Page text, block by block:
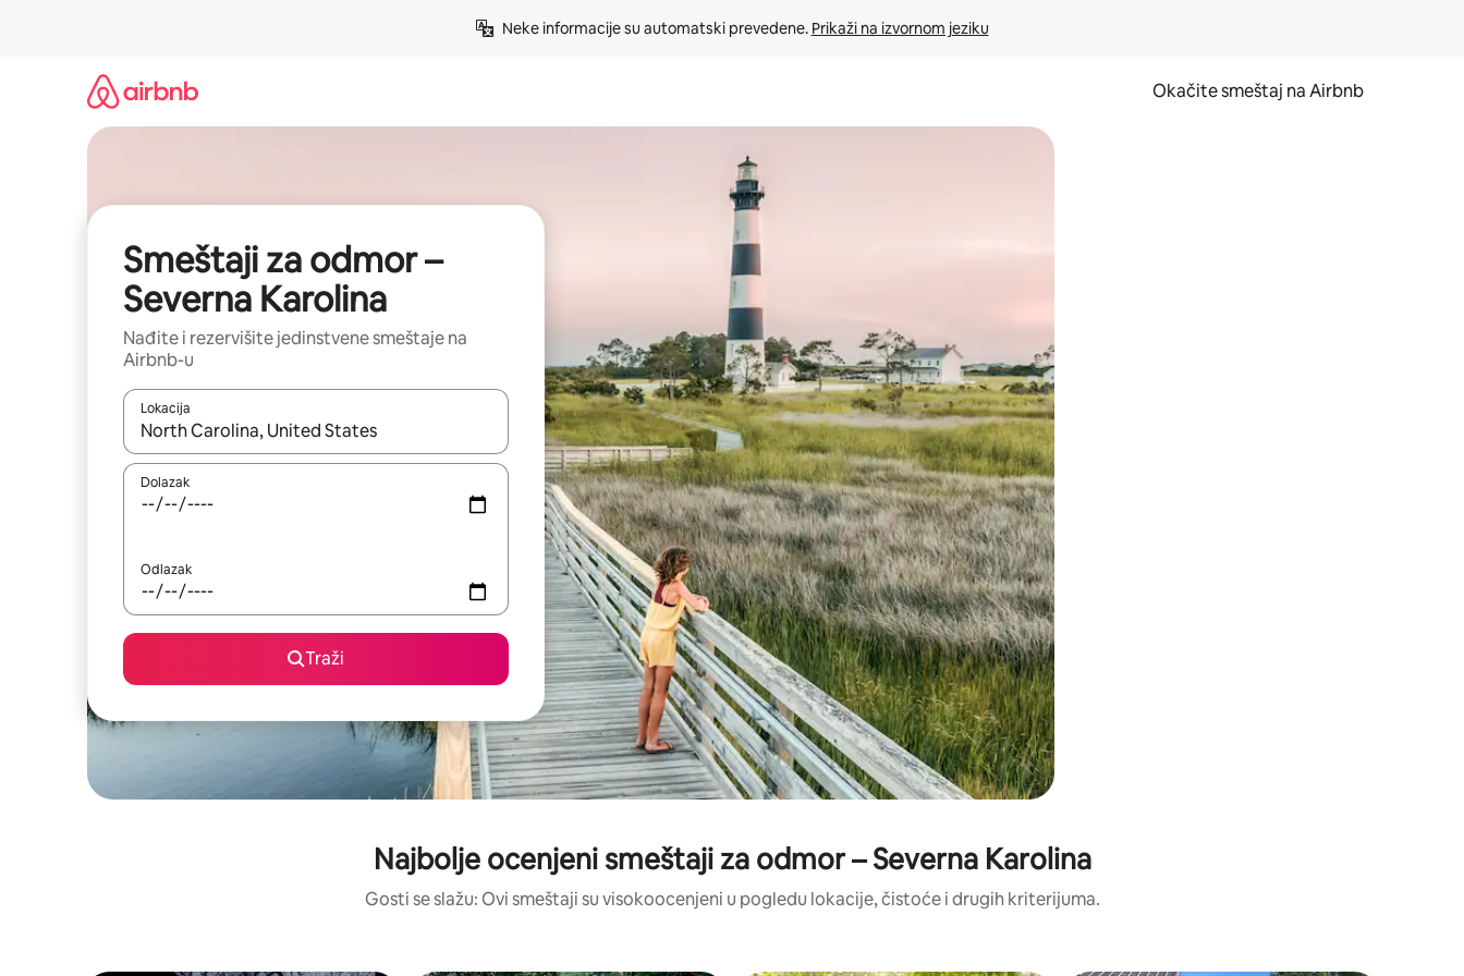
Neke informacije su automatski prevedene. Prikaži na izvornom jeziku
Okačite smeštaj na Airbnb
Smeštaji za odmor –
Severna Karolina
Nađite i rezervišite jedinstvene smeštaje na
Airbnb-u
Lokacija
Kad su rezultati dostupni, možete da se krećete kroz njih pomoću strelica nagore i nadole, kao i da ih istražujte dodirom ili prevlačenjem.
Dolazak
Odlazak
Traži
Najbolje ocenjeni smeštaji za odmor – Severna Karolina
Gosti se slažu: Ovi smeštaji su visokoocenjeni u pogledu lokacije, čistoće i drugih kriterijuma.